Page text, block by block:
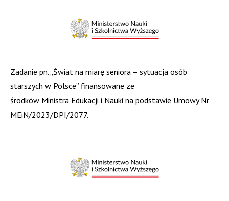
Zadanie pn. „Świat na miarę seniora – sytuacja osób
starszych w Polsce” finansowane ze
środków Ministra Edukacji i Nauki na podstawie Umowy Nr
MEiN/2023/DPI/2077.